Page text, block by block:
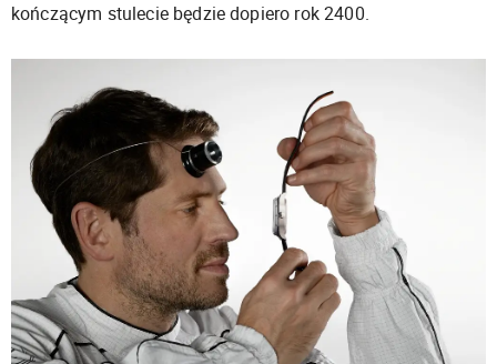
kończącym stulecie będzie dopiero rok 2400.